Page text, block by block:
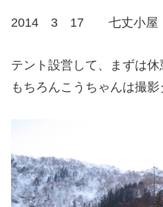
2014 3 17 七丈小屋
テント設営して、まずは休
もちろんこうちゃんは撮影